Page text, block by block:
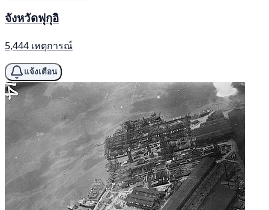
จังหวัดฟุกุอิ
5,444 เหตุการณ์
แจ้งเตือน